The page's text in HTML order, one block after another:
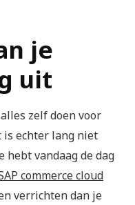
je
uit
zelf doen voor
is echter lang niet
hebt vandaag de dag
commerce cloud
verrichten dan je